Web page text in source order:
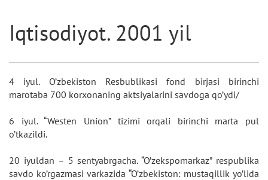
Iqtisodiyot. 2001 yil
4 iyul. O’zbekiston Resbublikasi fond birjasi birinchi
marotaba 700 korxonaning aktsiyalarini savdoga qo’ydi/
6 iyul. “Westen Union” tizimi orqali birinchi marta pul
o’tkazildi.
20 iyuldan – 5 sentyabrgacha. “O’zekspomarkaz” respublika
savdo ko’rgazmasi varkazida “O’zbekiston: mustaqillik yo’lida